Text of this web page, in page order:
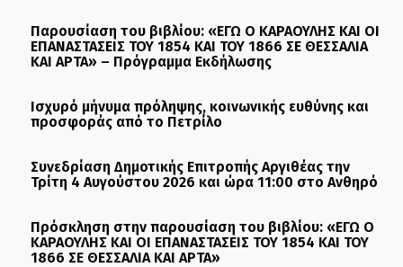
Παρουσίαση του βιβλίου: «ΕΓΩ Ο ΚΑΡΑΟΥΛΗΣ ΚΑΙ ΟΙ
ΕΠΑΝΑΣΤΑΣΕΙΣ ΤΟΥ 1854 ΚΑΙ ΤΟΥ 1866 ΣΕ ΘΕΣΣΑΛΙΑ
ΚΑΙ ΑΡΤΑ» – Πρόγραμμα Εκδήλωσης
Ισχυρό μήνυμα πρόληψης, κοινωνικής ευθύνης και
προσφοράς από το Πετρίλο
Συνεδρίαση Δημοτικής Επιτροπής Αργιθέας την
Τρίτη 4 Αυγούστου 2026 και ώρα 11:00 στο Ανθηρό
Πρόσκληση στην παρουσίαση του βιβλίου: «ΕΓΩ Ο
ΚΑΡΑΟΥΛΗΣ ΚΑΙ ΟΙ ΕΠΑΝΑΣΤΑΣΕΙΣ ΤΟΥ 1854 ΚΑΙ ΤΟΥ
1866 ΣΕ ΘΕΣΣΑΛΙΑ ΚΑΙ ΑΡΤΑ»